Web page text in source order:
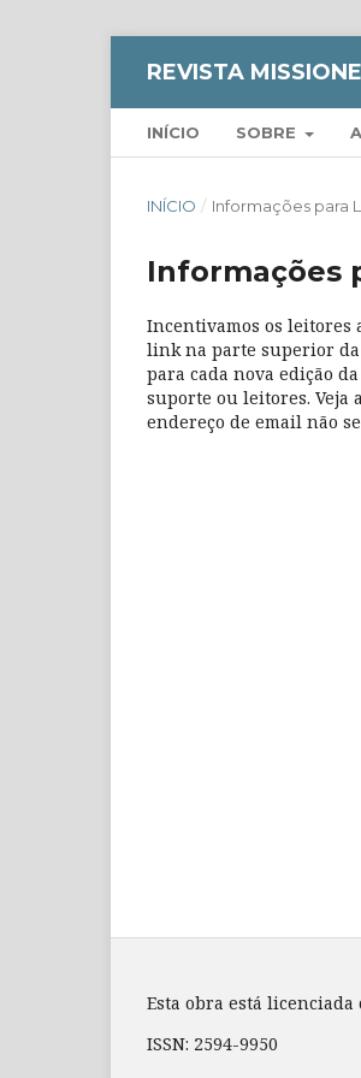
REVISTA
INÍCIO SOBRE
INÍCIO / Informações para
Informações
Incentivamos os leitores
link na parte superior
para cada nova edição
suporte ou leitores. Veja a
endereço de email não
Esta obra está licenciada
ISSN: 2594-9950